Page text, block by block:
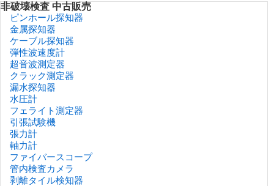
非破壊検査 中古販売
ピンホール探知器
金属探知器
ケーブル探知器
弾性波速度計
超音波測定器
クラック測定器
漏水探知器
水圧計
フェライト測定器
引張試験機
張力計
軸力計
ファイバースコープ
管内検査カメラ
剥離タイル検知器